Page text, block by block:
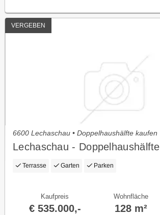
VERGEBEN
6600 Lechaschau • Doppelhaushälfte kaufen
Lechaschau - Doppelhaushälfte
Terrasse Garten Parken
Kaufpreis
€ 535.000,-
Wohnfläche
128 m²